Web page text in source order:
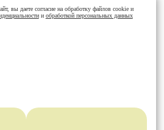
вы даете согласие на обработку файлов cookie и
и обработкой персональных данных